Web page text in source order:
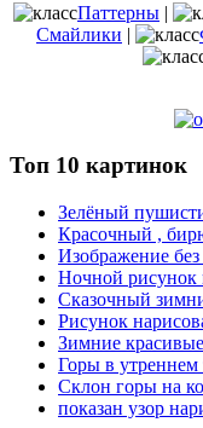
Паттерны |
Смайлики |
Топ 10 картинок
Зелёный
Красочный ,
Изображение
Ночной рисунок
Сказочный
Рисунок
Зимние
Горы в
Склон горы на
показан узор